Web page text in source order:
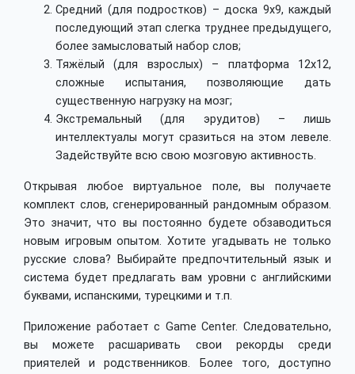
Средний (для подростков) – доска 9x9, каждый
последующий этап слегка труднее предыдущего,
более замысловатый набор слов;
Тяжёлый (для взрослых) – платформа 12x12,
сложные испытания, позволяющие дать
существенную нагрузку на мозг;
Экстремальный (для эрудитов) – лишь
интеллектуалы могут сразиться на этом левеле.
Задействуйте всю свою мозговую активность.
Открывая любое виртуальное поле, вы получаете
комплект слов, сгенерированный рандомным образом.
Это значит, что вы постоянно будете обзаводиться
новым игровым опытом. Хотите угадывать не только
русские слова? Выбирайте предпочтительный язык и
система будет предлагать вам уровни с английскими
буквами, испанскими, турецкими и т.п.
Приложение работает с Game Center. Следовательно,
вы можете расшаривать свои рекорды среди
приятелей и родственников. Более того, доступно